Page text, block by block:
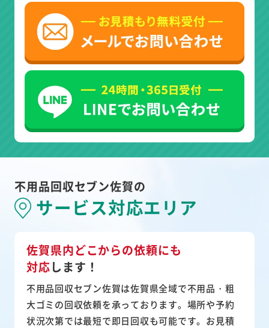
不用品回収セブン佐賀の
サービス対応エリア
佐賀県内どこからの依頼にも
対応します！
不用品回収セブン佐賀は佐賀県全域で不用品・粗
大ゴミの回収依頼を承っております。場所や予約
状況次第では最短で即日回収も可能です。お見積